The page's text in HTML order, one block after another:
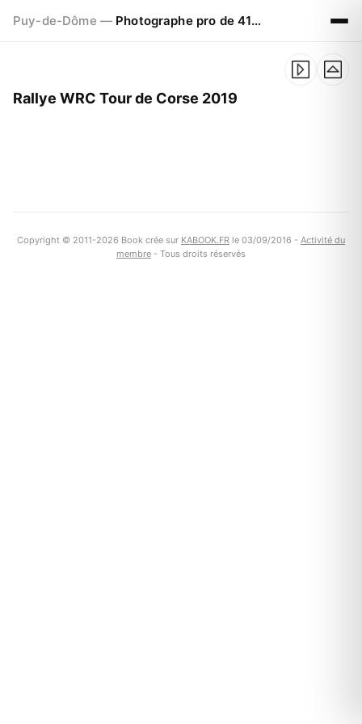
Puy-de-Dôme — Photographe pro de 41ans à CLERMONT FERRAND
Rallye WRC Tour de Corse 2019
Copyright © 2011-2026 Book crée sur KABOOK.FR le 03/09/2016 - Activité du
membre - Tous droits réservés